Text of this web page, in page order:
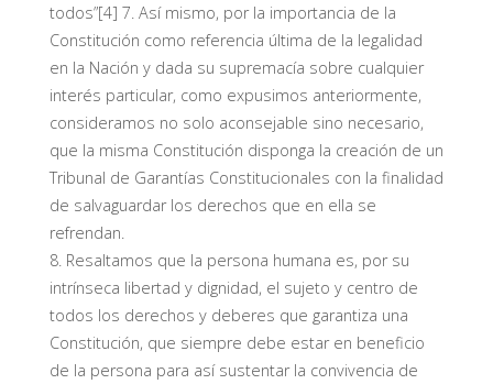
todos”[4] 7. Así mismo, por la importancia de la
Constitución como referencia última de la legalidad
en la Nación y dada su supremacía sobre cualquier
interés particular, como expusimos anteriormente,
consideramos no solo aconsejable sino necesario,
que la misma Constitución disponga la creación de un
Tribunal de Garantías Constitucionales con la finalidad
de salvaguardar los derechos que en ella se
refrendan.
8. Resaltamos que la persona humana es, por su
intrínseca libertad y dignidad, el sujeto y centro de
todos los derechos y deberes que garantiza una
Constitución, que siempre debe estar en beneficio
de la persona para así sustentar la convivencia de